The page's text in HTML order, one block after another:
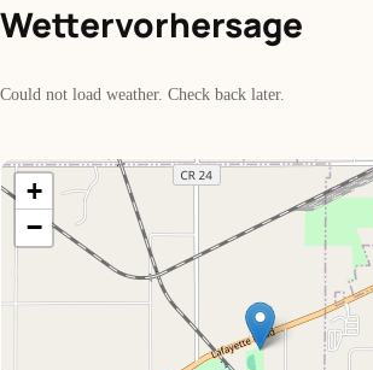
Wettervorhersage
Could not load weather. Check back later.
+
−